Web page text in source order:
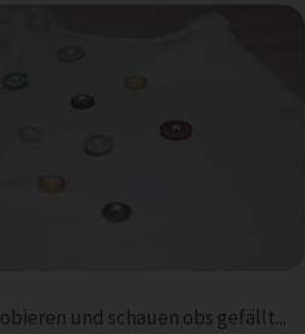
und schauen obs gefällt...